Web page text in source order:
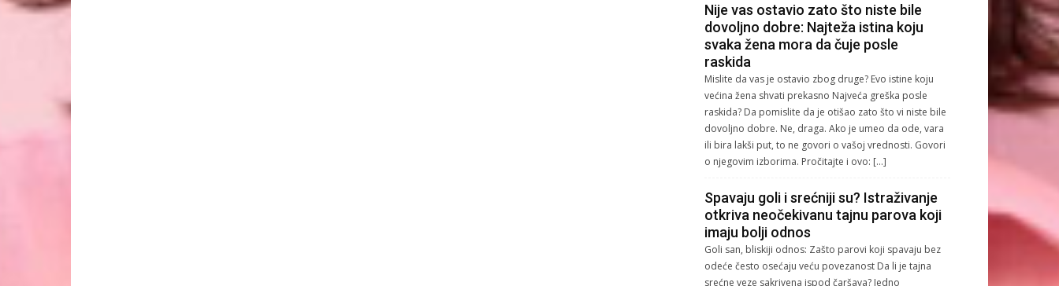
Nije vas ostavio zato što niste bile
dovoljno dobre: Najteža istina koju
svaka žena mora da čuje posle
raskida
Mislite da vas je ostavio zbog druge? Evo istine koju
većina žena shvati prekasno Najveća greška posle
raskida? Da pomislite da je otišao zato što vi niste bile
dovoljno dobre. Ne, draga. Ako je umeo da ode, vara
ili bira lakši put, to ne govori o vašoj vrednosti. Govori
o njegovim izborima. Pročitajte i ovo: […]
Spavaju goli i srećniji su? Istraživanje
otkriva neočekivanu tajnu parova koji
imaju bolji odnos
Goli san, bliskiji odnos: Zašto parovi koji spavaju bez
odeće često osećaju veću povezanost Da li je tajna
srećne veze sakrivena ispod čaršava? Jedno